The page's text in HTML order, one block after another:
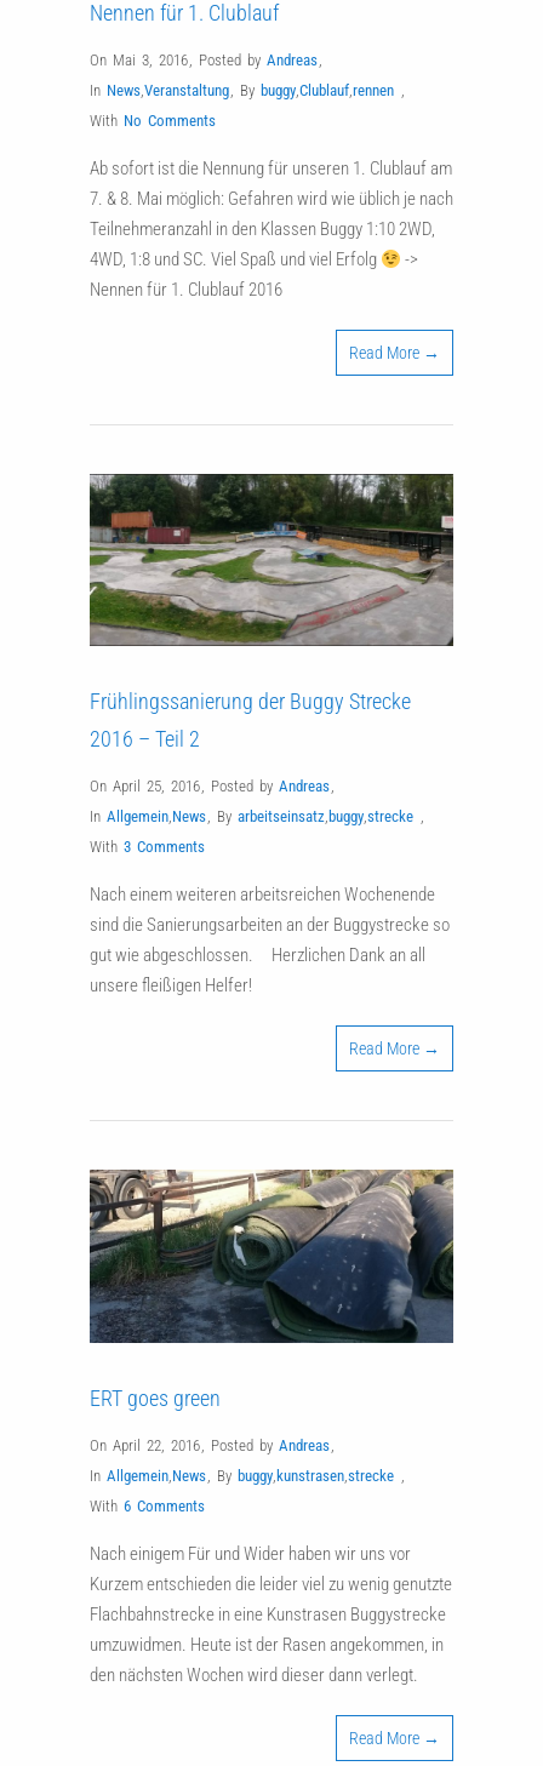
Nennen für 1. Clublauf
On Mai 3, 2016, Posted by Andreas,
In News,Veranstaltung, By buggy,Clublauf,rennen ,
With No Comments
Ab sofort ist die Nennung für unseren 1. Clublauf am
7. & 8. Mai möglich: Gefahren wird wie üblich je nach
Teilnehmeranzahl in den Klassen Buggy 1:10 2WD,
4WD, 1:8 und SC. Viel Spaß und viel Erfolg
->
Nennen für 1. Clublauf 2016
Read More →
Frühlingssanierung der Buggy Strecke
2016 – Teil 2
On April 25, 2016, Posted by Andreas,
In Allgemein,News, By arbeitseinsatz, buggy,strecke ,
With 3 Comments
Nach einem weiteren arbeitsreichen Wochenende
sind die Sanierungsarbeiten an der Buggystrecke so
gut wie abgeschlossen. Herzlichen Dank an all
unsere fleißigen Helfer!
Read More →
ERT goes green
On April 22, 2016 Posted by Andreas
In Allgemein News By buggy kunstrasen strecke
With 6 Comments
Nach einigem Für und Wider haben wir uns vor
Kurzem entschieden die leider viel zu wenig genutzte
Flachbahnstrecke in eine Kunstrasen Buggystrecke
umzuwidmen. Heute ist der Rasen angekommen, in
den nächsten Wochen wird dieser dann verlegt.
Read More →